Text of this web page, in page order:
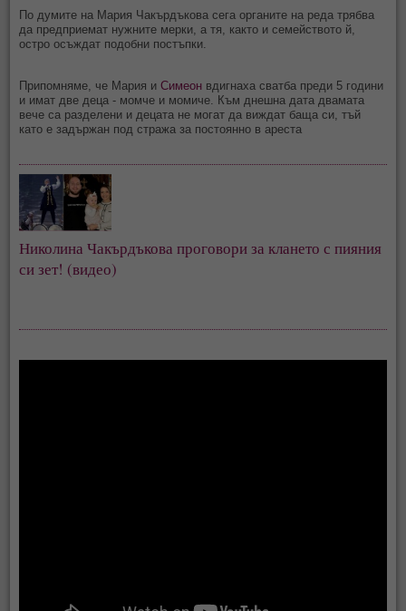
По думите на Мария Чакърдъкова сега органите на реда трябва
да предприемат нужните мерки, а тя, както и семейството й,
остро осъждат подобни постъпки.
Припомняме, че Мария иСимеон вдигнаха сватба преди 5 години
и имат две деца - момче и момиче. Към днешна дата двамата
вече са разделени и децата не могат да виждат баща си, тъй
като е задържан под стража за постоянно в ареста
Николина Чакърдъкова проговори за клането с пияния
си зет! (видео)